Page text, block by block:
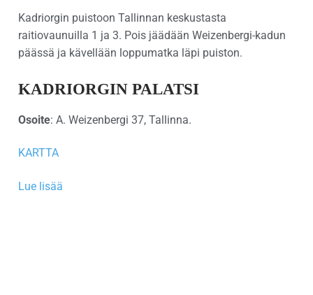
Kadriorgin puistoon Tallinnan keskustasta
raitiovaunuilla 1 ja 3. Pois jäädään Weizenbergi-kadun
päässä ja kävellään loppumatka läpi puiston.
KADRIORGIN PALATSI
Osoite: A. Weizenbergi 37, Tallinna.
KARTTA
Lue lisää